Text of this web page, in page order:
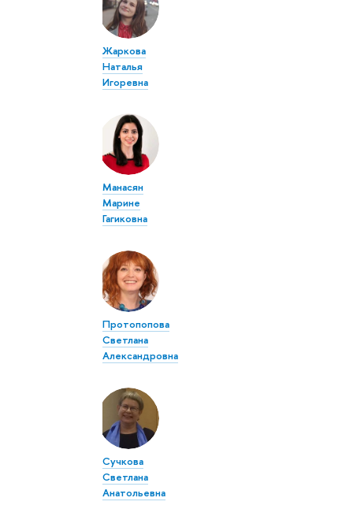
Жаркова
Наталья
Игоревна
Манасян
Марине
Гагиковна
Протопопова
Светлана
Александровна
Сучкова
Светлана
Анатольевна